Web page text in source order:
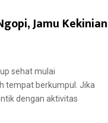
Jamu Kekinian
sehat mulai
tempat berkumpul. Jika
dengan aktivitas